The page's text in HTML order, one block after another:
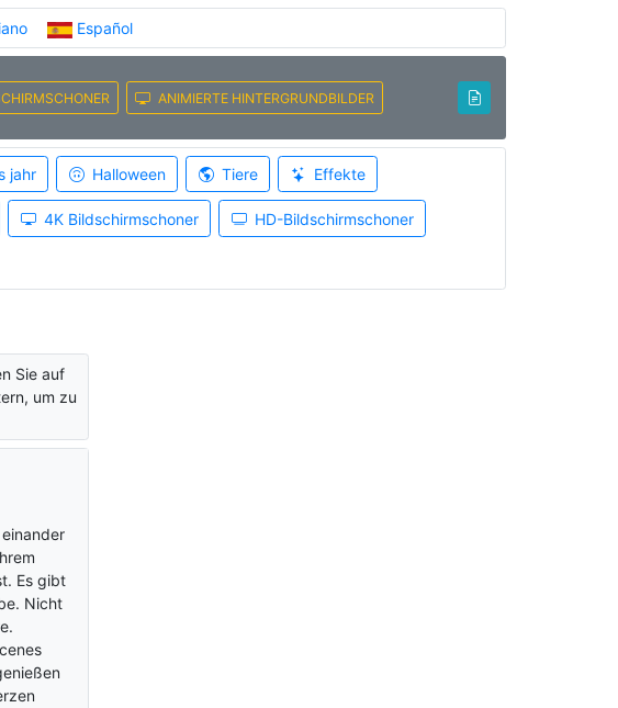
Español
ANIMIERTE HINTERGRUNDBILDER
jahr Halloween Tiere Effekte
4K Bildschirmschoner HD-Bildschirmschoner
Sie auf
um zu
Es gibt
Nicht